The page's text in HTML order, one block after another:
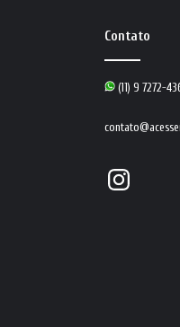
Contato
(11) 9 7272-
Instagram